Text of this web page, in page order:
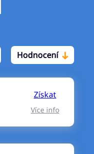
Hodnocení
Získat
Více info